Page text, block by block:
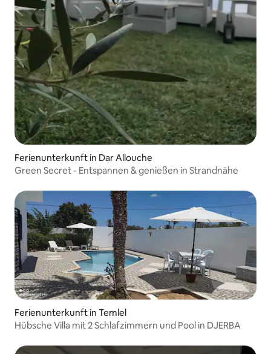
Ferienunterkunft in Dar Allouche
Green Secret - Entspannen & genießen in Strandnähe
Ferienunterkunft in Temlel
Hübsche Villa mit 2 Schlafzimmern und Pool in DJERBA